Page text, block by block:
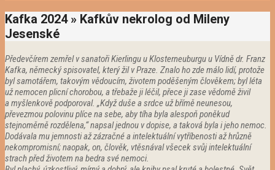
Kafka 2024 » Kafkův nekrolog od Mileny
Jesenské
Předevčírem zemřel v sanatoři Kierlingu u Klosterneuburgu u Vídně dr. Franz
Kafka, německý spisovatel, který žil v Praze. Znalo ho zde málo lidí, protože
byl samotářem, takovým vědoucím, životem poděšeným člověkem; byl léta
už nemocen plicní chorobou, a třebaže ji léčil, přece ji zase vědomě živil
a myšlenkově podporoval. „Když duše a srdce už břímě neunesou,
převezmou polovinu plíce na sebe, aby tíha byla alespoň poněkud
stejnoměrně rozdělena,“ napsal jednou v dopise, a taková byla i jeho nemoc.
Dodávala mu jemnosti až zázračné a intelektuální vytříbenosti až hrůzně
nekompromisní; naopak, on, člověk, vtěsnával všecek svůj intelektuální
strach před životem na bedra své nemoci.